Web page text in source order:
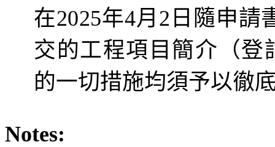
在2025年4月 2 日隨申請
交的工程項目簡介 （登
的一切措施均須予以徹
Notes: